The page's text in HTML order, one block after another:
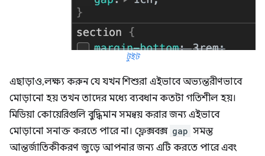
টুইট
এছাড়াও, লক্ষ্য করুন যে যখন শিশুরা এইভাবে অভ্যন্তরীণভাবে
মোড়ানো হয় তখন তাদের মধ্যে ব্যবধান কতটা গতিশীল হয়।
মিডিয়া কোয়েরিগুলি বুদ্ধিমান সমন্বয় করার জন্য এইভাবে
মোড়ানো সনাক্ত করতে পারে না। ফ্লেক্সবক্স gap সমস্ত
আন্তর্জাতিকীকরণ জুড়ে আপনার জন্য এটি করতে পারে এবং